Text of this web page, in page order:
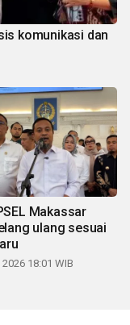
komunikasi dan
Makassar
ulang sesuai
18:01 WIB